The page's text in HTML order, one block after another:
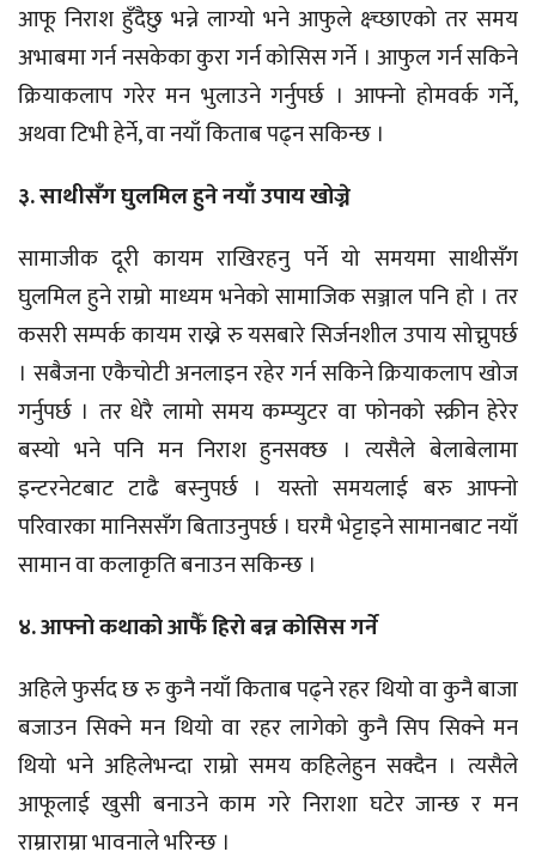
आफू निराश हुँदैछु भन्ने लाग्यो भने आफुले क्ष्च्छाएको तर समय
अभाबमा गर्न नसकेका कुरा गर्न कोसिस गर्ने । आफुल गर्न सकिने
क्रियाकलाप गरेर मन भुलाउने गर्नुपर्छ । आफ्नो होमवर्क गर्ने,
अथवा टिभी हेर्ने, वा नयाँ किताब पढ्न सकिन्छ ।
३. साथीसँग घुलमिल हुने नयाँ उपाय खोज्ने
सामाजीक दूरी कायम राखिरहनु पर्ने यो समयमा साथीसँग
घुलमिल हुने राम्रो माध्यम भनेको सामाजिक सञ्जाल पनि हो । तर
कसरी सम्पर्क कायम राख्ने रु यसबारे सिर्जनशील उपाय सोच्नुपर्छ
। सबैजना एकैचोटी अनलाइन रहेर गर्न सकिने क्रियाकलाप खोज
गर्नुपर्छ । तर धेरै लामो समय कम्प्युटर वा फोनको स्क्रीन हेरेर
बस्यो भने पनि मन निराश हुनसक्छ । त्यसैले बेलाबेलामा
इन्टरनेटबाट टाढै बस्नुपर्छ । यस्तो समयलाई बरु आफ्नो
परिवारका मानिससँग बिताउनुपर्छ । घरमै भेट्टाइने सामानबाट नयाँ
सामान वा कलाकृति बनाउन सकिन्छ ।
४. आफ्नो कथाको आफैँ हिरो बन्न कोसिस गर्ने
अहिले फुर्सद छ रु कुनै नयाँ किताब पढ्ने रहर थियो वा कुनै बाजा
बजाउन सिक्ने मन थियो वा रहर लागेको कुनै सिप सिक्ने मन
थियो भने अहिलेभन्दा राम्रो समय कहिलेहुन सक्दैन । त्यसैले
आफूलाई खुसी बनाउने काम गरे निराशा घटेर जान्छ र मन
राम्राराम्रा भावनाले भरिन्छ ।